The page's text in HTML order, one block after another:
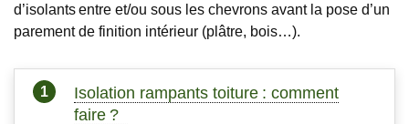
d’isolants entre et/ou sous les chevrons avant la pose d’un
parement de finition intérieur (plâtre, bois…).
Isolation rampants toiture : comment
faire ?